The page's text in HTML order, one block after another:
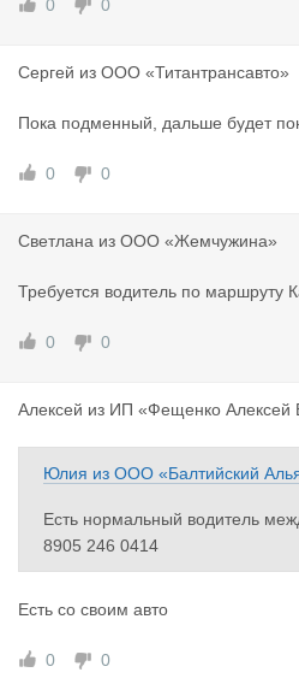
0 0
Сергей из ООО «Титантрансавто»
Пока подменный, дальше будет
0 0
Светлана из ООО «Жемчужина»
Требуется водитель по маршруту
0 0
Алексей из ИП «Фещенко Алексей
Юлия из ООО «Балтийский
Есть нормальный водитель
8905 246 0414
Есть со своим авто
0 0